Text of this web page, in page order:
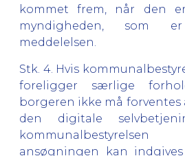
kommet frem, når den
myndigheden, som
meddelelsen.
Stk. 4. Hvis
foreligger særlige
borgeren ikke må forventes
den digitale
ansøgningen kan